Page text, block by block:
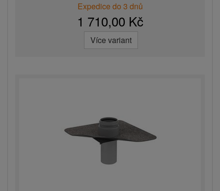
Expedice do 3 dnů
1 710,00 Kč
Více variant